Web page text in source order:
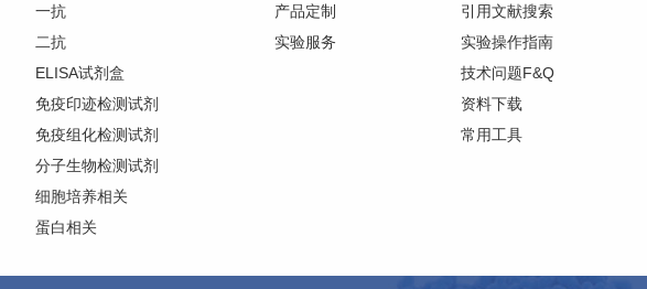
一抗
二抗
ELISA试剂盒
免疫印迹检测试剂
免疫组化检测试剂
分子生物检测试剂
细胞培养相关
蛋白相关
产品定制
实验服务
引用文献搜索
实验操作指南
技术问题F&Q
资料下载
常用工具